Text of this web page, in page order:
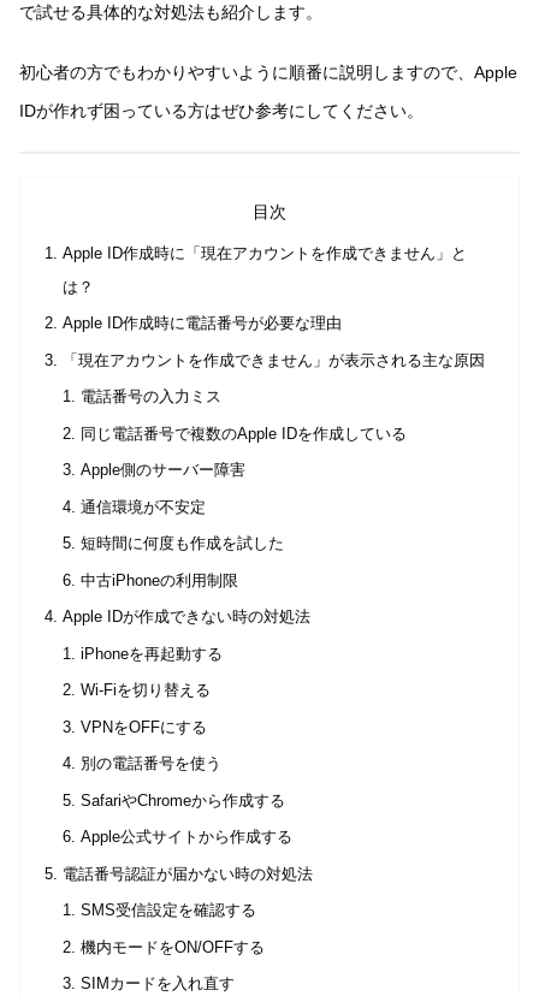
で試せる具体的な対処法も紹介します。
初心者の方でもわかりやすいように順番に説明しますので、Apple
IDが作れず困っている方はぜひ参考にしてください。
目次
Apple ID作成時に「現在アカウントを作成できません」と
は？
Apple ID作成時に電話番号が必要な理由
「現在アカウントを作成できません」が表示される主な原因
電話番号の入力ミス
同じ電話番号で複数のApple IDを作成している
Apple側のサーバー障害
通信環境が不安定
短時間に何度も作成を試した
中古iPhoneの利用制限
Apple IDが作成できない時の対処法
iPhoneを再起動する
Wi-Fiを切り替える
VPNをOFFにする
別の電話番号を使う
SafariやChromeから作成する
Apple公式サイトから作成する
電話番号認証が届かない時の対処法
SMS受信設定を確認する
機内モードをON/OFFする
SIMカードを入れ直す